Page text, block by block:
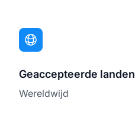
Geaccepteerde landen
Wereldwijd